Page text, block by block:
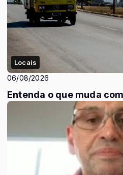
Locais
06/08/2026
Entenda o que muda